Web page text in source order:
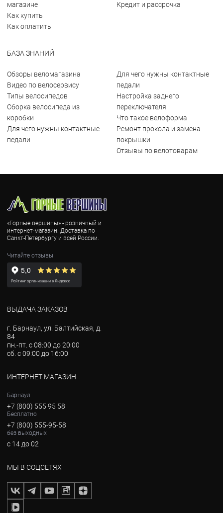
магазине
Как купить
Как оплатить
Кредит и рассрочка
БАЗА ЗНАНИЙ
Обзоры веломагазина
Видео по велосервису
Типы велосипедов
Сборка велосипеда из
коробки
Для чего нужны контактные
педали
Для чего нужны контактные
педали
Настройка заднего
переключателя
Что такое велоформа
Ремонт прокола и замена
покрышки
Отзывы по велотоварам
«Горные вершины» - розничный и
интернет-магазин. Доставка по
Санкт-Петербургу и всей России.
Читайте отзывы
ВЫДАЧА ЗАКАЗОВ
г. Барнаул, ул. Балтийская, д.
84
пн.-пт. с 08:00 до 20:00
сб. с 09:00 до 16:00
ИНТЕРНЕТ МАГАЗИН
Барнаул
+7 (800) 555 95 58
Бесплатно
+7 (800) 555-95-58
без выходных
с 14 до 02
МЫ В СОЦСЕТЯХ